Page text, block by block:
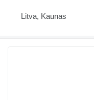
Litva, Kaunas